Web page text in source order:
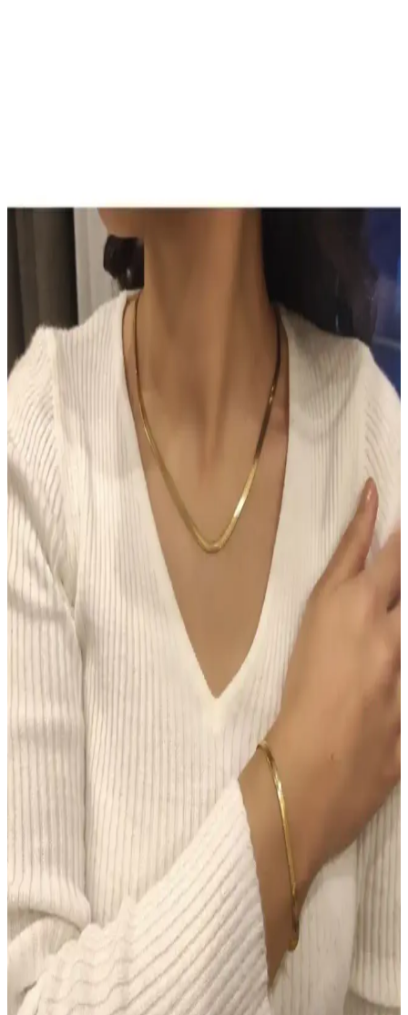
Sun Brown Carrot Butter Bronzlaştırıcı Krem, doğal içerikleriyle
cilde sağlıklı bronzluk kazandırır, hızlı emilir, kolay kullanılır ve
uzun süre kalıcı sonuçlar sağlar.
TUTUYA TEXTIL Hep Trend El Örgüsü Uzun
Renkli Lif Seti Detaylı İnceleme ve Kullanım
Alanları
TUTUYA TEXTIL'in el örgüsü renkli lif seti, estetik ve dayanıklı
yapısıyla çeşitli kullanım alanlarına uygun, yüksek kalite ve müşteri
memnuniyeti sağlayan ürünler sunuyor.
Hormonal Akne Tedavisinde Spironolaktonun
Etkisi ve Kullanıcı Deneyimleri
Spironolakton, hormonal aknede anti-androjenik etkisiyle yağ
bezlerini düzenler. Kullanıcılar iki hafta içinde iyileşme
gözlemlerken, dozaj ve yan etkiler kişiye göre değişmektedir.
Chanel Water Tint: Hafif Kapatıcılıkla Uzun Süre
Kalıcı Doğal Cilt Makyajı
Chanel Water Tint, hafif kapatıcılığı ve doğal parlaklığıyla gün boyu
taze kalan bir cilt makyajı sunar. Ciltte ağırlık yapmadan uzun süre
kalıcı performans sağlar, ancak hassas ciltlerde koku dikkat
Morfose Kahve Renkli Saçlar İçin Kuru Şampuan
İncelemesi ve Kullanım İpuçları
Morfose kahve renkli kuru şampuan, doğal görünüm ve hacim
sağlar, saç derisini temiz tutar, kullanım kolaylığı sunar ve renk
uyumu sağlar. Ancak, yoğun renk ve kalıcılık konusunda dikkatli
Makyajda Doğru Ürün Seçimi ve Uygulama
Teknikleri ile Kalıcı ve Doğal Görünüm Sağlama
Makyajda doğru ürün seçimi ve uygulama teknikleri, doğal ve kalıcı
bir görünüm için kritik öneme sahiptir. Tonlu nemlendiriciden suya
dayanıklı göz kalemine kadar ürünlerin işlevleri ve kullanımı
detaylıca ele alınmıştır.
Colgate Sensitive Diş Macunu 75 ml 2'li Fırsat Seti –
Hassas Dişler için Beyazlatıcı Çözüm